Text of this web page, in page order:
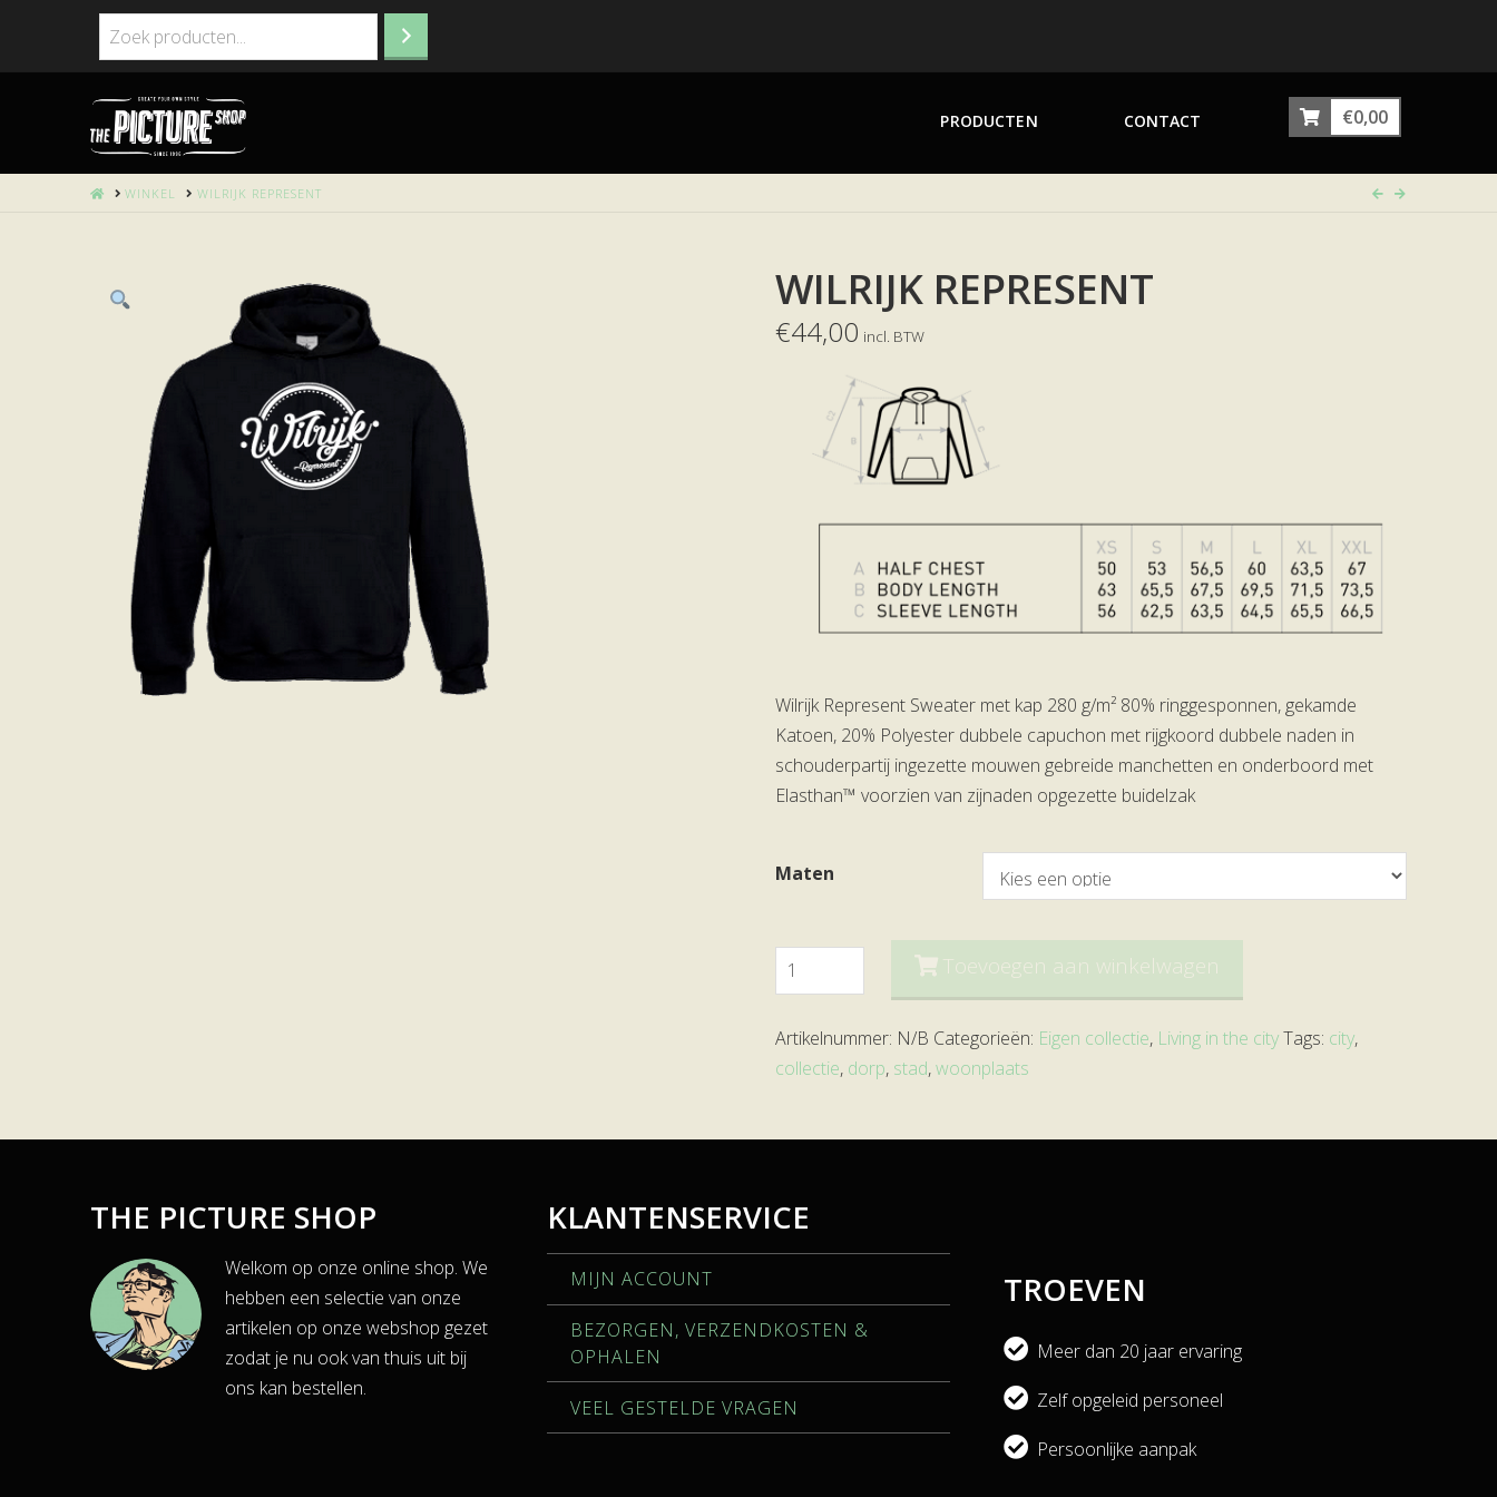
PRODUCTEN CONTACT €0,00
HOMEWINKEL WILRIJK REPRESENT
WILRIJK REPRESENT
€44,00 incl. BTW
Wilrijk Represent Sweater met kap 280 g/m² 80% ringgesponnen, gekamde
Katoen, 20% Polyester dubbele capuchon met rijgkoord dubbele naden in
schouderpartij ingezette mouwen gebreide manchetten en onderboord met
Elasthan™ voorzien van zijnaden opgezette buidelzak
Maten
Wilrijk
Represent
Toevoegen aan winkelwagen
Artikelnummer: N/B Categorieën: Eigen collectie, Living in the cityTags: city,
collectie, dorp, stad,woonplaats
THE PICTURE SHOP
Welkom op onze online shop. We
hebben een selectie van onze
artikelen op onze webshop gezet
zodat je nu ook van thuis uit bij
ons kan bestellen.
KLANTENSERVICE
MIJN ACCOUNT
BEZORGEN, VERZENDKOSTEN &
OPHALEN
VEEL GESTELDE VRAGEN
TROEVEN
Meer dan 20 jaar ervaring
Zelf opgeleid personeel
Persoonlijke aanpak